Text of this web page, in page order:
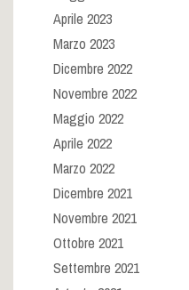
Aprile 2023
Marzo 2023
Dicembre 2022
Novembre 2022
Maggio 2022
Aprile 2022
Marzo 2022
Dicembre 2021
Novembre 2021
Ottobre 2021
Settembre 2021